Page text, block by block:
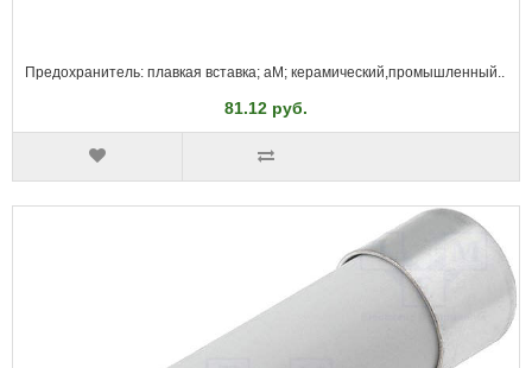
Предохранитель: плавкая вставка; aM; керамический,промышленный..
81.12 руб.